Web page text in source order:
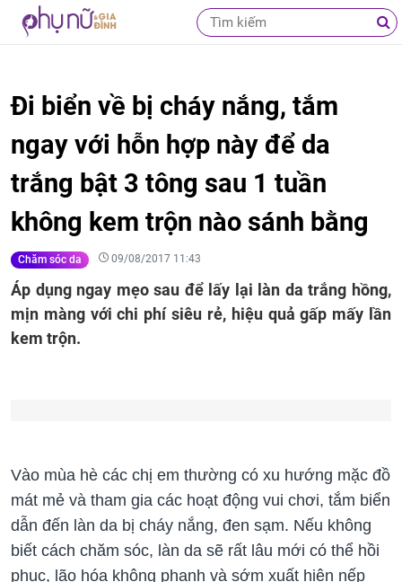
Đi biển về bị cháy nắng, tắm
ngay với hỗn hợp này để da
trắng bật 3 tông sau 1 tuần
không kem trộn nào sánh bằng
Chăm sóc da 09/08/2017 11:43
Áp dụng ngay mẹo sau để lấy lại làn da trắng hồng,
mịn màng với chi phí siêu rẻ, hiệu quả gấp mấy lần
kem trộn.
Vào mùa hè các chị em thường có xu hướng mặc đồ
mát mẻ và tham gia các hoạt động vui chơi, tắm biển
dẫn đến làn da bị cháy nắng, đen sạm. Nếu không
biết cách chăm sóc, làn da sẽ rất lâu mới có thể hồi
phục, lão hóa không phanh và sớm xuất hiện nếp